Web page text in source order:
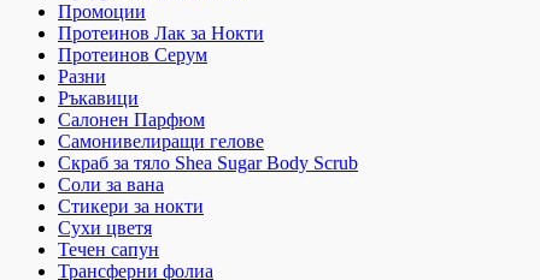
Промоции
Протеинов Лак за Нокти
Протеинов Серум
Разни
Ръкавици
Салонен Парфюм
Самонивелиращи гелове
Скраб за тяло Shea Sugar Body Scrub
Соли за вана
Стикери за нокти
Сухи цветя
Течен сапун
Трансферни фолиа